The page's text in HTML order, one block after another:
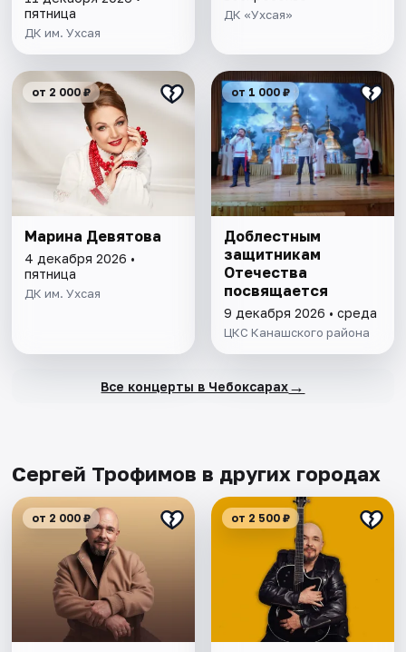
пятница
ДК им. Ухсая
ДК «Ухсая»
от 2 000 ₽
Марина Девятова
4 декабря 2026 •
пятница
ДК им. Ухсая
от 1 000 ₽
Доблестным
защитникам
Отечества
посвящается
9 декабря 2026 • среда
ЦКС Канашского района
Все концерты в Чебоксарах→
Сергей Трофимов в других городах
от 2 000 ₽ от 2 500 ₽